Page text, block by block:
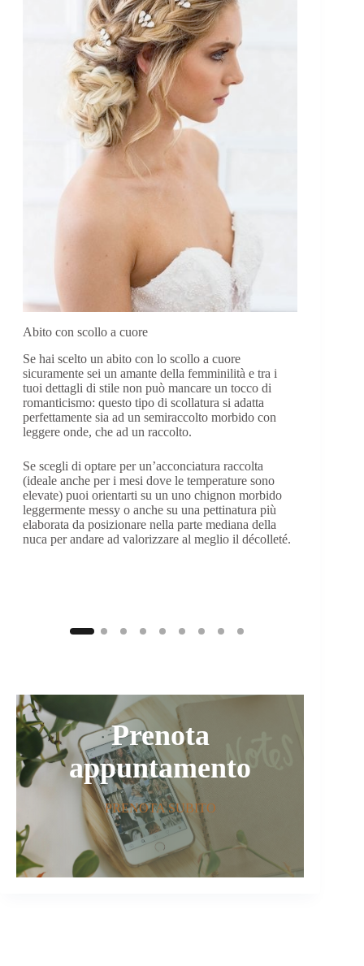
Abito con scollo a cuore
Se hai scelto un abito con lo scollo a cuore
sicuramente sei un amante della femminilità e tra i
tuoi dettagli di stile non può mancare un tocco di
romanticismo: questo tipo di scollatura si adatta
perfettamente sia ad un semiraccolto morbido con
leggere onde, che ad un raccolto.
Se scegli di optare per un’acconciatura raccolta
(ideale anche per i mesi dove le temperature sono
elevate) puoi orientarti su un uno chignon morbido
leggermente messy o anche su una pettinatura più
elaborata da posizionare nella parte mediana della
nuca per andare ad valorizzare al meglio il décolleté.
Prenota
appuntamento
PRENOTA SUBITO